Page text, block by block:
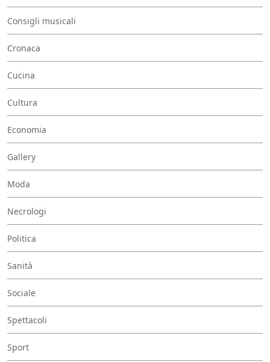
Consigli musicali
Cronaca
Cucina
Cultura
Economia
Gallery
Moda
Necrologi
Politica
Sanità
Sociale
Spettacoli
Sport